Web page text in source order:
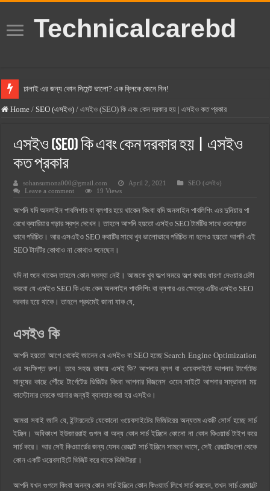
Technicalcarebd
ঢালাই এর জন্য কোন সিমেন্ট ভালো? এক ক্লিকে জেনে নিন!
বসুন্ধরা সিমেন্ট এর দাম ২০২৫
হোলসিম সিমেন্ট দাম ২০২৫
সুপারক্রিট সিমেন্ট দাম ২০২৫
জুডিশিয়াল ম্যাজিস্ট্রেট কি? জুডিশিয়াল ম্যাজিস্ট্রেট এর সুযোগ সুবিধা
ওয়ালটন টিভি কিস্তিতে কেনার নিয়ম ২০২৫
গ্রামে লাভজনক ব্যবসা ২০২৫ ও গ্রামের বাজারে ব্যবসার আইডিয়া
Home / SEO (এসইও) / এসইও (SEO) কি এবং কেন দরকার হয় | এসইও কত প্রকার
এসইও (SEO) কি এবং কেন দরকার হয় | এসইও
কত প্রকার
sohansumona000@gmail.com April 2, 2021
SEO (এসইও)
Leave a comment
19 Views
আপনি যদি অনলাইন পাবলিশার বা ব্লগার হয়ে থাকেন কিংবা যদি অনলাইন পাবলিশিং এর দুনিয়ায় পা
রেখে ক্যারিয়ার গড়ার স্বপ্ন দেখেন। তাহলে আপনি হয়তো এসইও SEO টার্মটির সাথে ওতপ্রোত
ভাবে পরিচিত। আর এসএইও SEO কথাটির সাথে খুব ভালোভাবে পরিচিত না হলেও হয়তো আপনি এই
SEO টার্মটির কোথাও না কোথাও শুনেছেন।
যদি না শুনে থাকেন তাহলে কোন সমস্যা নেই। আজকে খুব অল্প সময়ে অল্প কথায় ধারণা দেওয়ার চেষ্টা
করবো যে এসইও SEO কি এবং কেন অনলাইন পাবলিশিং বা ব্লগার এর ক্ষেত্রে এটির এসইও SEO
দরকার হয়ে থাকে। তাহলে প্রথমেই জানা যাক যে,
এসইও কি
আপনি হয়তো আগে থেকেই জানেন যে এসইও বা SEO হচ্ছে Search Engine Optimization
এর সংক্ষিপ্ত রুপ। তবে সহজ ভাষায় এসই কি? আপনার ব্লগ বা ওয়েবসাইটে আপনার টার্গেটেড
মানুষের কাছে পৌঁছে টার্গেটেড ভিজিটর কিংবা আপনার বিজনেস ওয়েব সাইটে আপনার সম্ভাবনা ময়
কাস্টোমার দেরকে আনার জন্যই ব্যাবহার করা হয় এসইও।
আমরা সবাই জানি যে, ইন্টারনেটে যেকোনো ওয়েবসাইটের ভিজিটরের অন্যতম একটি সোর্স হচ্ছে সার্চ
ইঞ্জিন। অধিকাংশ ইউজাররাই গুগল বা অন্য কোন সার্চ ইঞ্জিনে কোনো না কোন কিওয়ার্ড টাইপ করে
সার্চ করে। আর সেই কিওয়ার্ডের জন্য যেসব রেজাল্ট সার্চ ইঞ্জিনে সামনে আসে, সেই রেজাল্টগুলো থেকে
কোন একটি ওয়েবসাইটে ভিজিট করে থাকে ভিজিটররা।
আপনি যখন গুগলে কিংবা অনন্য কোন সার্চ ইঞ্জিনে কোন কিওয়ার্ড লিখে সার্চ করবেন, তখন সার্চ রেজাল্টে